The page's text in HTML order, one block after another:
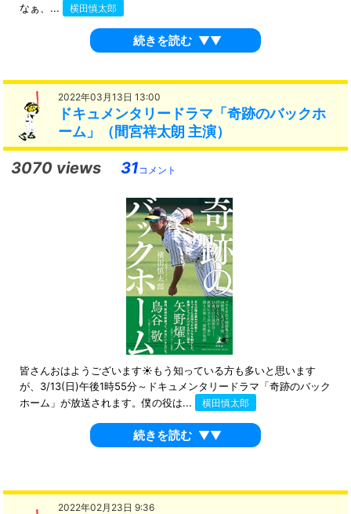
なぁ、...
横田慎太郎
続きを読む ▼▼
2022年03月13日 13:00
ドキュメンタリードラマ「奇跡のバックホ
ーム」（間宮祥太朗 主演）
3070 views 31 コメント
皆さんおはようございます☀もう知っている方も多いと思います
が、3/13(日)午後1時55分～ドキュメンタリードラマ「奇跡のバック
ホーム」が放送されます。僕の役は...
横田慎太郎
続きを読む ▼▼
2022年02月23日 9:36